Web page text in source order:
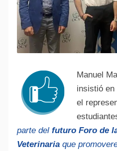
Manuel
insistió en
el
parte del futuro Foro de
Veterinariaque